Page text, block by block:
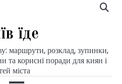
їде
маршрути, розклад, зупинки,
та корисні поради для киян і
міста